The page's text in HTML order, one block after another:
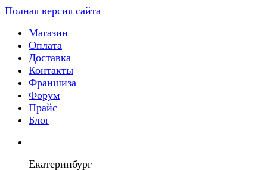
Полная версия сайта
Магазин
Оплата
Доставка
Контакты
Франшиза
Форум
Прайс
Блог
Екатеринбург